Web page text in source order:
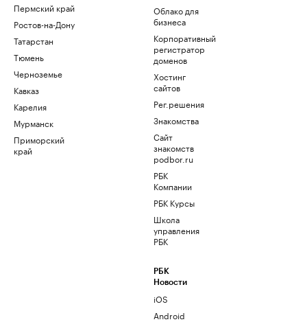
Пермский край
Ростов-на-Дону
Татарстан
Тюмень
Черноземье
Кавказ
Карелия
Мурманск
Приморский
край
Облако для
бизнеса
Корпоративный
регистратор
доменов
Хостинг
сайтов
Рег.решения
Знакомства
Сайт
знакомств
podbor.ru
РБК
Компании
РБК Курсы
Школа
управления
РБК
РБК
Новости
iOS
Android